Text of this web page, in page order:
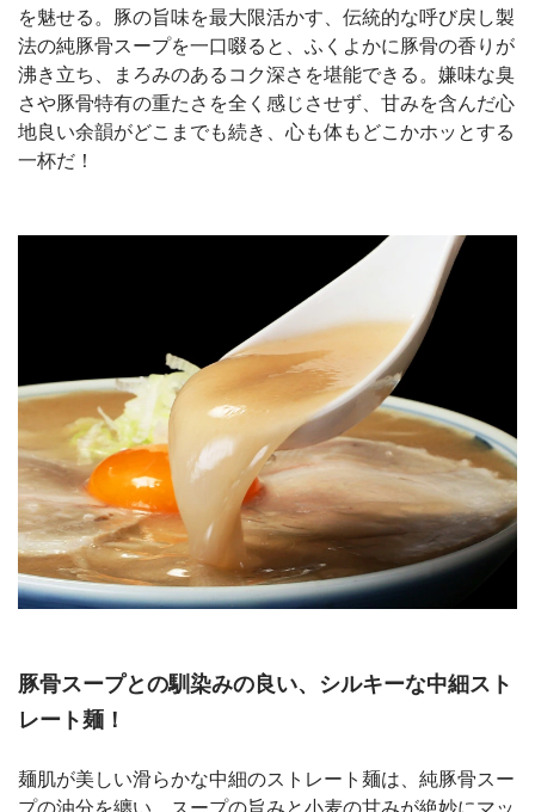
を魅せる。豚の旨味を最大限活かす、伝統的な呼び戻し製
法の純豚骨スープを一口啜ると、ふくよかに豚骨の香りが
沸き立ち、まろみのあるコク深さを堪能できる。嫌味な臭
さや豚骨特有の重たさを全く感じさせず、甘みを含んだ心
地良い余韻がどこまでも続き、心も体もどこかホッとする
一杯だ！
豚骨スープとの馴染みの良い、シルキーな中細スト
レート麺！
麺肌が美しい滑らかな中細のストレート麺は、純豚骨スー
プの油分を纏い、スープの旨みと小麦の甘みが絶妙にマッ